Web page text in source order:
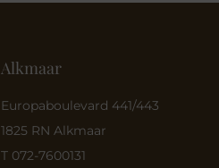
Alkmaar
Europaboulevard 441/443
1825 RN Alkmaar
T 072-7600131